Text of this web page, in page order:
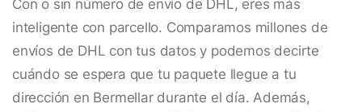
Con o sin número de envío de DHL, eres más
inteligente con parcello. Comparamos millones de
envíos de DHL con tus datos y podemos decirte
cuándo se espera que tu paquete llegue a tu
dirección en Bermellar durante el día. Además,